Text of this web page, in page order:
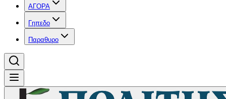
ΑΓΟΡΑ
Γηπεδο
Παραθυρο